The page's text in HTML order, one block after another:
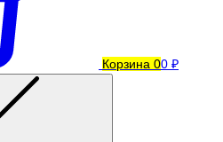
Корзина 00 ₽